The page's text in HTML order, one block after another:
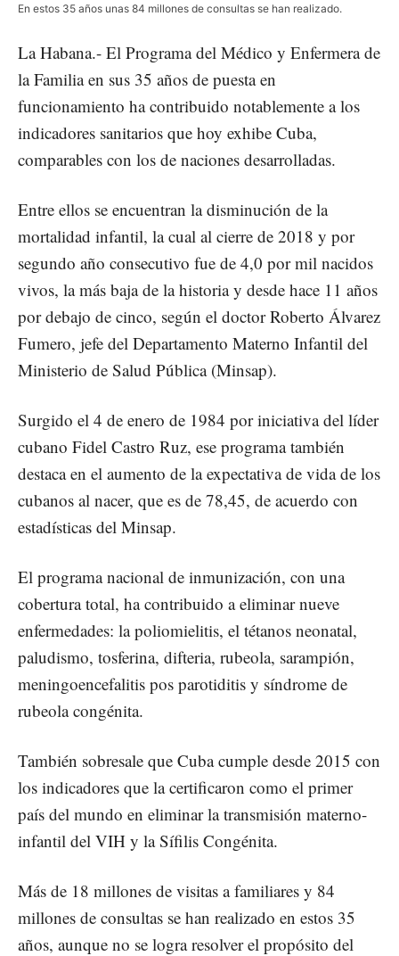
En estos 35 años unas 84 millones de consultas se han realizado.
La Habana.- El Programa del Médico y Enfermera de
la Familia en sus 35 años de puesta en
funcionamiento ha contribuido notablemente a los
indicadores sanitarios que hoy exhibe Cuba,
comparables con los de naciones desarrolladas.
Entre ellos se encuentran la disminución de la
mortalidad infantil, la cual al cierre de 2018 y por
segundo año consecutivo fue de 4,0 por mil nacidos
vivos, la más baja de la historia y desde hace 11 años
por debajo de cinco, según el doctor Roberto Álvarez
Fumero, jefe del Departamento Materno Infantil del
Ministerio de Salud Pública (Minsap).
Surgido el 4 de enero de 1984 por iniciativa del líder
cubano Fidel Castro Ruz, ese programa también
destaca en el aumento de la expectativa de vida de los
cubanos al nacer, que es de 78,45, de acuerdo con
estadísticas del Minsap.
El programa nacional de inmunización, con una
cobertura total, ha contribuido a eliminar nueve
enfermedades: la poliomielitis, el tétanos neonatal,
paludismo, tosferina, difteria, rubeola, sarampión,
meningoencefalitis pos parotiditis y síndrome de
rubeola congénita.
También sobresale que Cuba cumple desde 2015 con
los indicadores que la certificaron como el primer
país del mundo en eliminar la transmisión materno-
infantil del VIH y la Sífilis Congénita.
Más de 18 millones de visitas a familiares y 84
millones de consultas se han realizado en estos 35
años, aunque no se logra resolver el propósito del